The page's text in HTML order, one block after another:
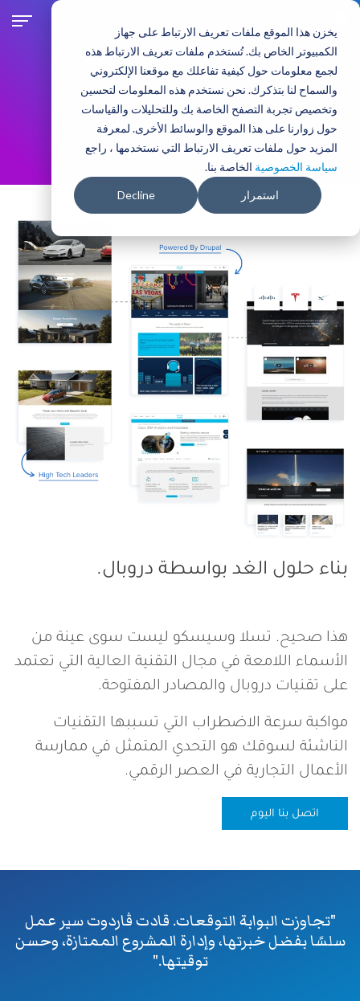
يخزن هذا الموقع ملفات تعريف الارتباط على جهاز
الكمبيوتر الخاص بك. تُستخدم ملفات تعريف الارتباط هذه
لجمع معلومات حول كيفية تفاعلك مع موقعنا الإلكتروني
والسماح لنا بتذكرك. نحن نستخدم هذه المعلومات لتحسين
وتخصيص تجربة التصفح الخاصة بك وللتحليلات والقياسات
حول زوارنا على هذا الموقع والوسائط الأخرى. لمعرفة
المزيد حول ملفات تعريف الارتباط التي نستخدمها ، راجع
سياسة الخصوصية الخاصة بنا.
استمرار Decline
ج
ز
إ
ل
ى
ا
و
ى
ا
ر
ئ
ي
س
حلول الأعمال حسب القطاع:
التكنولوجيا
بناء حلول الغد بواسطة دروبال.
هذا صحيح. تسلا وسيسكو ليست سوى عينة من
الأسماء اللامعة في مجال التقنية العالية التي تعتمد
على تقنيات دروبال والمصادر المفتوحة.
مواكبة سرعة الاضطراب التي تسببها التقنيات
الناشئة لسوقك هو التحدي المتمثل في ممارسة
الأعمال التجارية في العصر الرقمي.
اتصل بنا اليوم
"تجاوزت البوابة التوقعات. قادت ڤاردوت سير عمل
سلسًا بفضل خبرتها، وإدارة المشروع الممتازة، وحسن
توقيتها."